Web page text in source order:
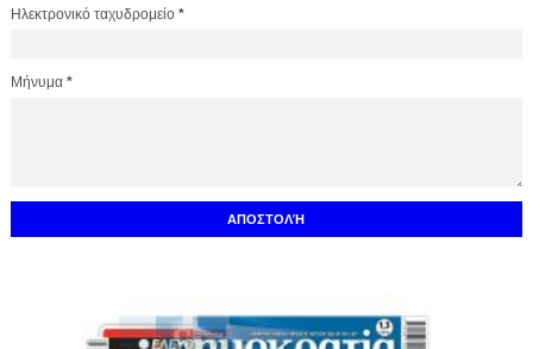
Ηλεκτρονικό ταχυδρομείο *
Μήνυμα *